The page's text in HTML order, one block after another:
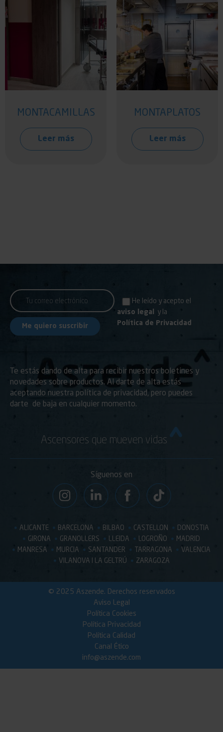
MONTACAMILLAS
Leer más
MONTAPLATOS
Leer más
He leído y acepto el
aviso legal
y la
Política de Privacidad
Te estás dando de alta para recibir nuestros boletines y
novedades sobre productos. Al darte de alta estás
aceptando nuestra política de privacidad, pero puedes
darte de baja en cualquier momento.
Ascensores que mueven vidas
Síguenos en
ALICANTE BARCELONA BILBAO CASTELLON
DONOSTIA
GIRONA
GRANOLLERS LLEIDA LOGROÑO
MADRID
MANRESA
MURCIA SANTANDER TARRAGONA
VALENCIA
VILANOVA I LA GELTRÚ
ZARAGOZA
© 2025 Aszende. Derechos reservados
Aviso Legal
Política Cookies
Política Privacidad
Política Calidad
Canal Ético
info@aszende.com